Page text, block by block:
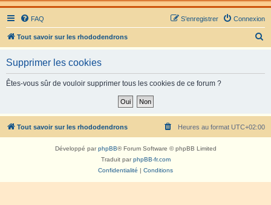
FAQ Connexion
S’enregistrer
Tout savoir sur les rhododendrons
h
Supprimer les cookies
Êtes-vous sûr de vouloir supprimer tous les cookies de ce forum ?
Tout savoir sur les rhododendrons Heures au format UTC+02:00
Développé parphpBB® Forum Software © phpBB Limited
Traduit parphpBB-fr.com
Confidentialité | Conditions